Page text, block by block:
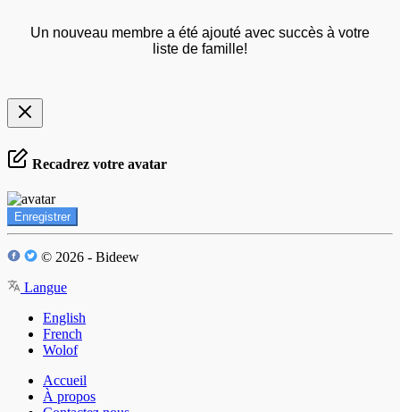
Un nouveau membre a été ajouté avec succès à votre
liste de famille!
Recadrez votre avatar
Enregistrer
© 2026 - Bideew
Langue
English
French
Wolof
Accueil
À propos